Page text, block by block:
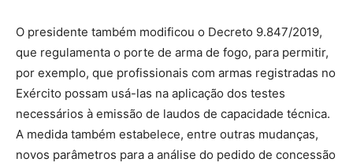
O presidente também modificou o Decreto 9.847/2019,
que regulamenta o porte de arma de fogo, para permitir,
por exemplo, que profissionais com armas registradas no
Exército possam usá-las na aplicação dos testes
necessários à emissão de laudos de capacidade técnica.
A medida também estabelece, entre outras mudanças,
novos parâmetros para a análise do pedido de concessão